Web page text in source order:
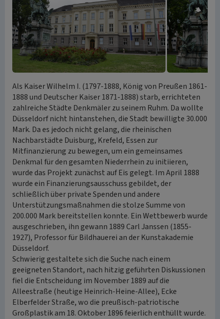
Als Kaiser Wilhelm I. (1797-1888, König von Preußen 1861-
1888 und Deutscher Kaiser 1871-1888) starb, errichteten
zahlreiche Städte Denkmäler zu seinem Ruhm. Da wollte
Düsseldorf nicht hintanstehen, die Stadt bewilligte 30.000
Mark. Da es jedoch nicht gelang, die rheinischen
Nachbarstädte Duisburg, Krefeld, Essen zur
Mitfinanzierung zu bewegen, um ein gemeinsames
Denkmal für den gesamten Niederrhein zu initiieren,
wurde das Projekt zunächst auf Eis gelegt. Im April 1888
wurde ein Finanzierungsausschuss gebildet, der
schließlich über private Spenden und andere
Unterstützungsmaßnahmen die stolze Summe von
200.000 Mark bereitstellen konnte. Ein Wettbewerb wurde
ausgeschrieben, ihn gewann 1889 Carl Janssen (1855-
1927), Professor für Bildhauerei an der Kunstakademie
Düsseldorf.
Schwierig gestaltete sich die Suche nach einem
geeigneten Standort, nach hitzig geführten Diskussionen
fiel die Entscheidung im November 1889 auf die
Alleestraße (heutige Heinrich-Heine-Allee), Ecke
Elberfelder Straße, wo die preußisch-patriotische
Großplastik am 18. Oktober 1896 feierlich enthüllt wurde.